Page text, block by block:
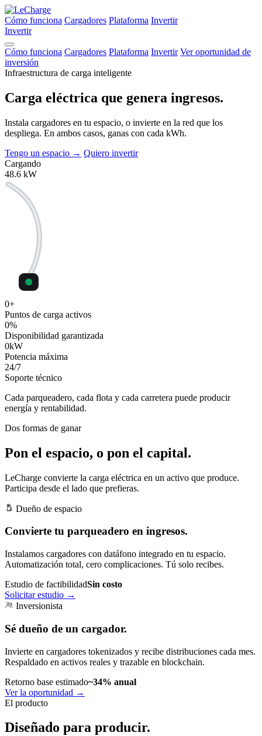
Cómo funciona Cargadores Plataforma Invertir
Invertir
Cómo funciona Cargadores Plataforma Invertir Ver oportunidad de
inversión
Infraestructura de carga inteligente
Carga eléctrica que genera ingresos.
Instala cargadores en tu espacio, o invierte en la red que los
despliega. En ambos casos, ganas con cada kWh.
Tengo un espacio → Quiero invertir
Cargando
48.6 kW
0+
Puntos de carga activos
0%
Disponibilidad garantizada
0kW
Potencia máxima
24/7
Soporte técnico
Cada parqueadero, cada flota y cada carretera puede producir
energía y rentabilidad.
Dos formas de ganar
Pon el espacio, o pon el capital.
LeCharge convierte la carga eléctrica en un activo que produce.
Participa desde el lado que prefieras.
Dueño de espacio
Convierte tu parqueadero en ingresos.
Instalamos cargadores con datáfono integrado en tu espacio.
Automatización total, cero complicaciones. Tú solo recibes.
Estudio de factibilidadSin costo
Solicitar estudio →
Inversionista
Sé dueño de un cargador.
Invierte en cargadores tokenizados y recibe distribuciones cada mes.
Respaldado en activos reales y trazable en blockchain.
Retorno base estimado~34% anual
Ver la oportunidad →
El producto
Diseñado para producir.